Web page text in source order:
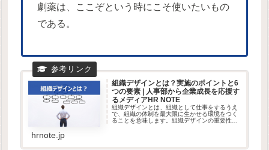
劇薬は、ここぞという時にこそ使いたいもの
である。
組織デザインとは？実施のポイントと6
つの要素 | 人事部から企業成長を応援す
るメディアHR NOTE
組織デザインとは、組織として仕事をするうえ
で、組織の体制を最大限に生かせる環境をつく
ることを意味します。組織デザインの重要性や
hrnote.jp